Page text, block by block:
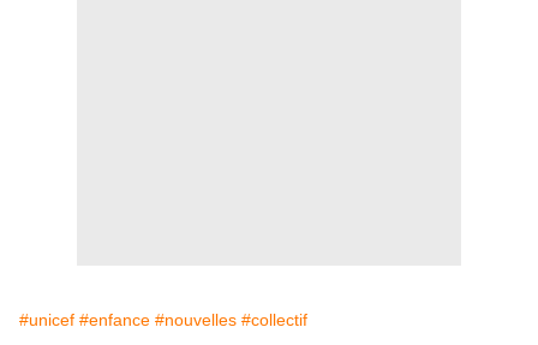
#unicef #enfance #nouvelles #collectif